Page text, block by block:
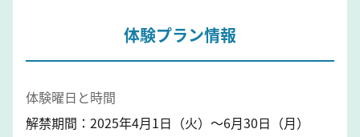
体験プラン情報
体験曜日と時間
解禁期間：2025年4月1日（火）～6月30日（月）